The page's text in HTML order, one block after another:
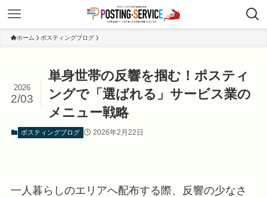
ホーム ポスティングブログ
単身世帯の反響を掴む！ポスティ
ングで「選ばれる」サービス業の
メニュー戦略
2026
2/03
ポスティングブログ 2026年2月22日
一人暮らしのエリアへ配布する際、反響の少なさ